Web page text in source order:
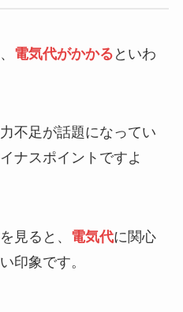
電気代がかかる といわ
不足が話題になってい
ナスポイントですよ
見ると、 電気代に関心
印象です。